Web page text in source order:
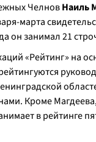
ЧелновНаиль
марта
он занимал 21
«Рейтинг» на
Кроме
в рейтинге